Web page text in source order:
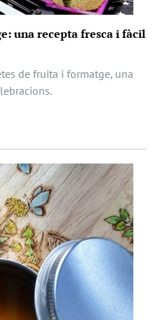
una recepta fresca i fàcil
de fruita i formatge, una